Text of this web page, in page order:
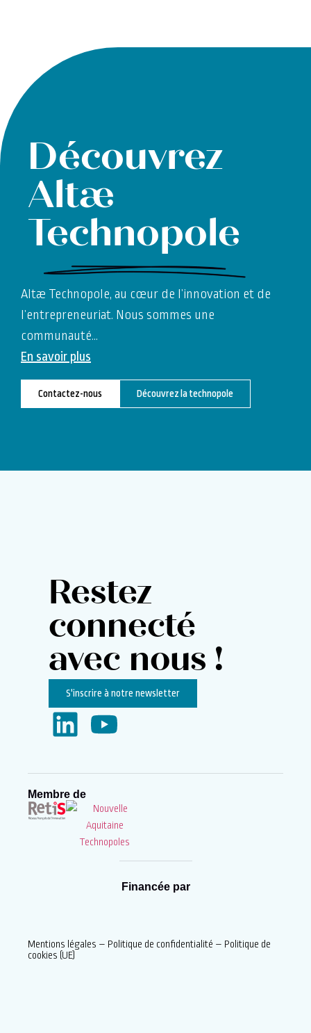
Découvrez
Altæ
Technopole
Altæ Technopole, au cœur de l’innovation et de
l’entrepreneuriat. Nous sommes une
communauté…
En savoir plus
Contactez-nous Découvrez la technopole
Restez
connecté
avec nous !
S'inscrire à notre newsletter
Membre de
Financée par
Mentions légales – Politique de confidentialité – Politique de
cookies (UE)